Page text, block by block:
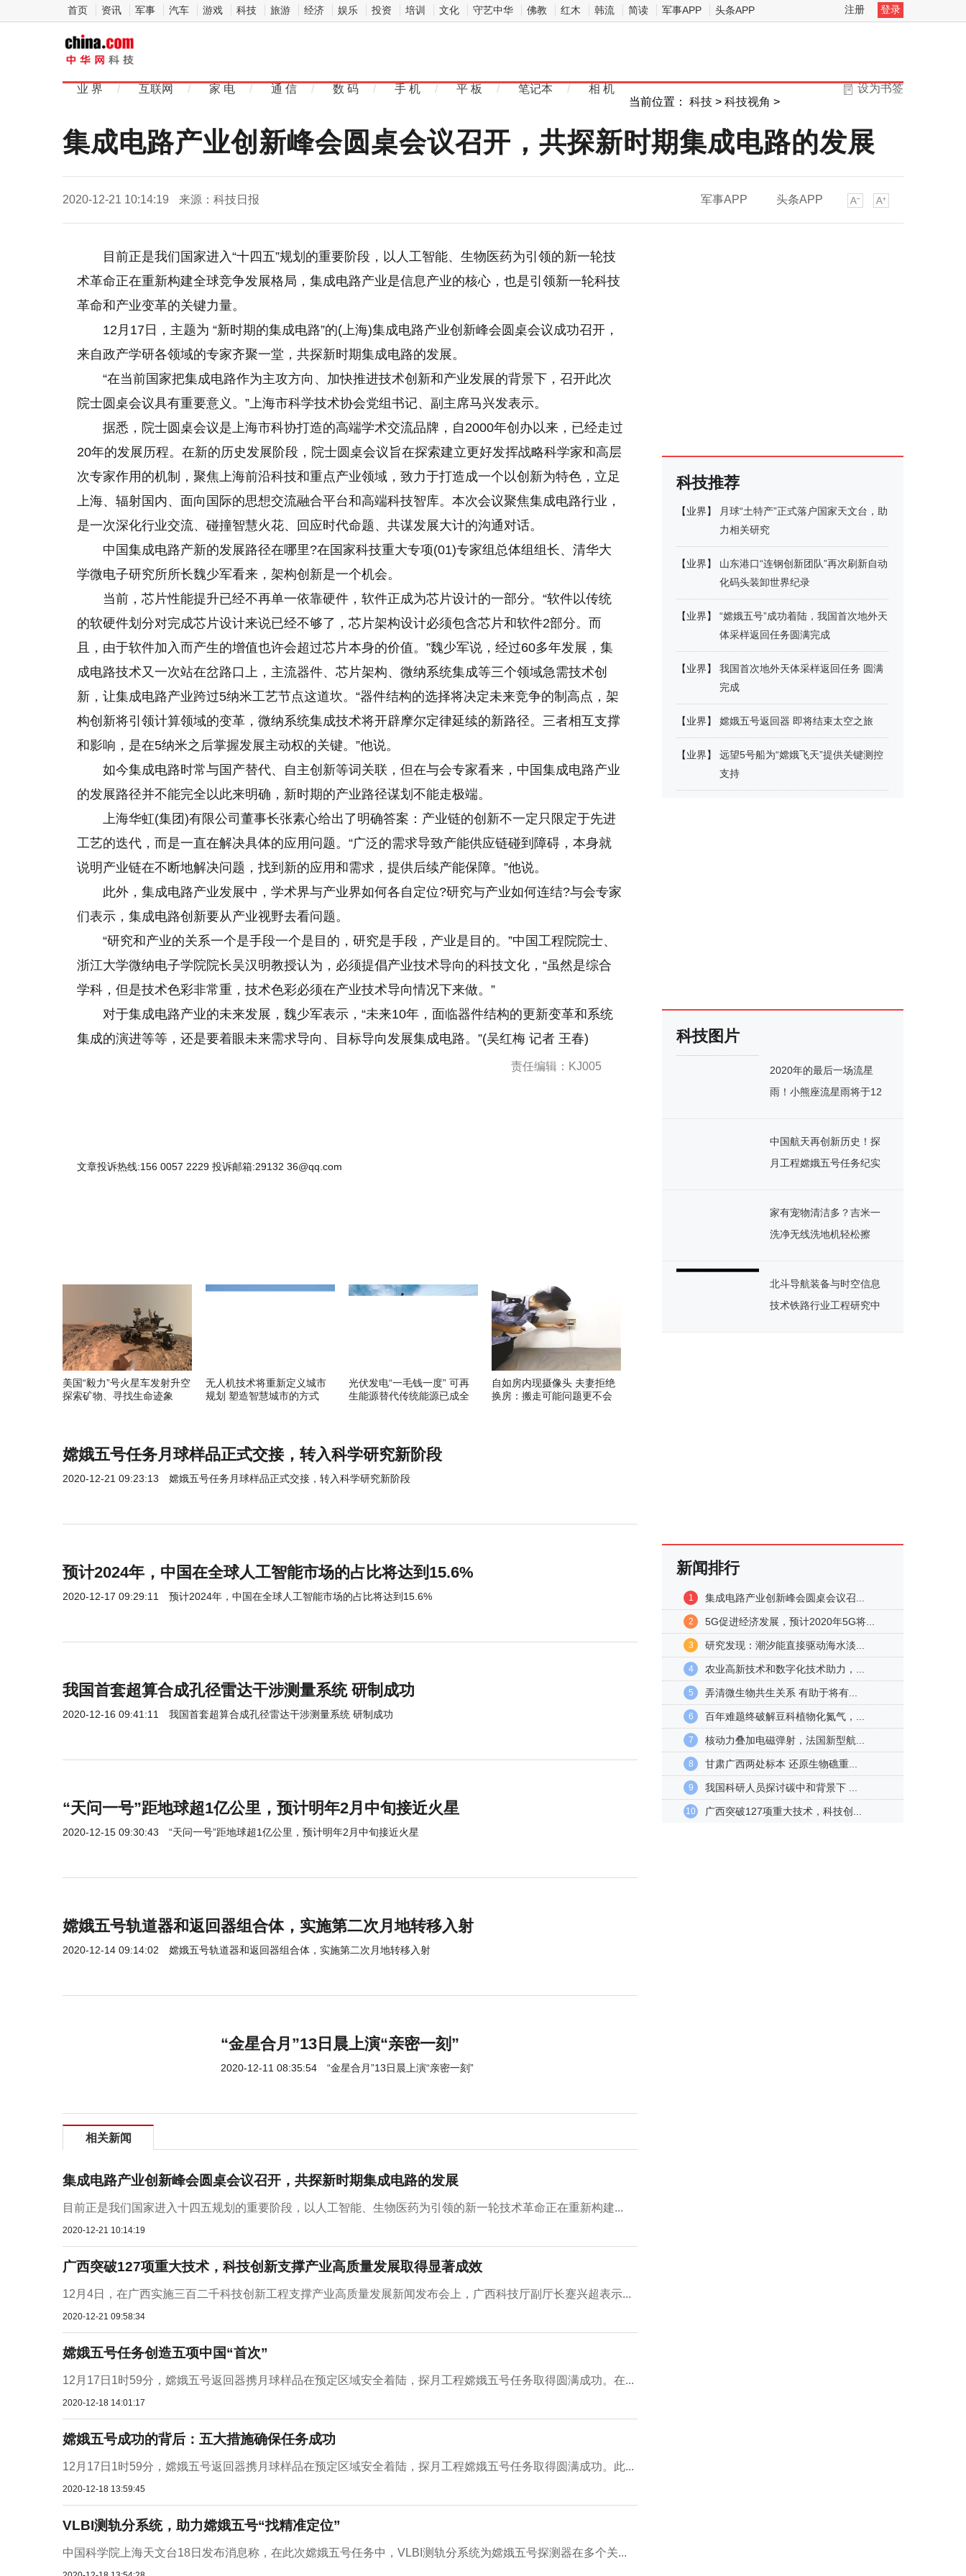
首页 资讯 军事 汽车 游戏 科技 旅游 经济 娱乐 投资 培训 文化 守艺中华 佛教 红木 韩流 简读 军事APP 头条APP 注册 登录
华网科
设为书签
业 界 / 互联网 / 家 电 / 通 信 / 数 码 / 手 机 / 平 板 / 笔记本 /
相 机
当前位置： 科技 > 科技视角 >
集成电路产业创新峰会圆桌会议召开，共探新时期集成电路的发展
2020-12-21 10:14:19 来源：科技日报 军事APP 头条APP
目前正是我们国家进入“十四五”规划的重要阶段，以人工智能、生物医药为引领的新一轮技
术革命正在重新构建全球竞争发展格局，集成电路产业是信息产业的核心，也是引领新一轮科技
革命和产业变革的关键力量。
12月17日，主题为 “新时期的集成电路”的(上海)集成电路产业创新峰会圆桌会议成功召开，
来自政产学研各领域的专家齐聚一堂，共探新时期集成电路的发展。
“在当前国家把集成电路作为主攻方向、加快推进技术创新和产业发展的背景下，召开此次
院士圆桌会议具有重要意义。”上海市科学技术协会党组书记、副主席马兴发表示。
据悉，院士圆桌会议是上海市科协打造的高端学术交流品牌，自2000年创办以来，已经走过
20年的发展历程。在新的历史发展阶段，院士圆桌会议旨在探索建立更好发挥战略科学家和高层
次专家作用的机制，聚焦上海前沿科技和重点产业领域，致力于打造成一个以创新为特色，立足
上海、辐射国内、面向国际的思想交流融合平台和高端科技智库。本次会议聚焦集成电路行业，
是一次深化行业交流、碰撞智慧火花、回应时代命题、共谋发展大计的沟通对话。
中国集成电路产新的发展路径在哪里?在国家科技重大专项(01)专家组总体组组长、清华大
学微电子研究所所长魏少军看来，架构创新是一个机会。
当前，芯片性能提升已经不再单一依靠硬件，软件正成为芯片设计的一部分。“软件以传统
的软硬件划分对完成芯片设计来说已经不够了，芯片架构设计必须包含芯片和软件2部分。而
且，由于软件加入而产生的增值也许会超过芯片本身的价值。”魏少军说，经过60多年发展，集
成电路技术又一次站在岔路口上，主流器件、芯片架构、微纳系统集成等三个领域急需技术创
新，让集成电路产业跨过5纳米工艺节点这道坎。“器件结构的选择将决定未来竞争的制高点，架
构创新将引领计算领域的变革，微纳系统集成技术将开辟摩尔定律延续的新路径。三者相互支撑
和影响，是在5纳米之后掌握发展主动权的关键。”他说。
如今集成电路时常与国产替代、自主创新等词关联，但在与会专家看来，中国集成电路产业
的发展路径并不能完全以此来明确，新时期的产业路径谋划不能走极端。
上海华虹(集团)有限公司董事长张素心给出了明确答案：产业链的创新不一定只限定于先进
工艺的迭代，而是一直在解决具体的应用问题。“广泛的需求导致产能供应链碰到障碍，本身就
说明产业链在不断地解决问题，找到新的应用和需求，提供后续产能保障。”他说。
此外，集成电路产业发展中，学术界与产业界如何各自定位?研究与产业如何连结?与会专家
们表示，集成电路创新要从产业视野去看问题。
“研究和产业的关系一个是手段一个是目的，研究是手段，产业是目的。”中国工程院院士、
浙江大学微纳电子学院院长吴汉明教授认为，必须提倡产业技术导向的科技文化，“虽然是综合
学科，但是技术色彩非常重，技术色彩必须在产业技术导向情况下来做。”
对于集成电路产业的未来发展，魏少军表示，“未来10年，面临器件结构的更新变革和系统
集成的演进等等，还是要着眼未来需求导向、目标导向发展集成电路。”(吴红梅 记者 王春)
责任编辑：KJ005
文章投诉热线:156 0057 2229 投诉邮箱:29132 36@qq.com
美国“毅力”号火星车发射升空
探索矿物、寻找生命迹象
无人机技术将重新定义城市
规划 塑造智慧城市的方式
光伏发电“一毛钱一度” 可再
生能源替代传统能源已成全
自如房内现摄像头 夫妻拒绝
换房：搬走可能问题更不会
嫦娥五号任务月球样品正式交接，转入科学研究新阶段
2020-12-21 09:23:13 嫦娥五号任务月球样品正式交接，转入科学研究新阶段
预计2024年，中国在全球人工智能市场的占比将达到15.6%
2020-12-17 09:29:11 预计2024年，中国在全球人工智能市场的占比将达到15.6%
我国首套超算合成孔径雷达干涉测量系统 研制成功
2020-12-16 09:41:11 我国首套超算合成孔径雷达干涉测量系统 研制成功
“天问一号”距地球超1亿公里，预计明年2月中旬接近火星
2020-12-15 09:30:43 “天问一号”距地球超1亿公里，预计明年2月中旬接近火星
嫦娥五号轨道器和返回器组合体，实施第二次月地转移入射
2020-12-14 09:14:02 嫦娥五号轨道器和返回器组合体，实施第二次月地转移入射
“金星合月”13日晨上演“亲密一刻”
2020-12-11 08:35:54 “金星合月”13日晨上演“亲密一刻”
相关新闻
集成电路产业创新峰会圆桌会议召开，共探新时期集成电路的发展
目前正是我们国家进入十四五规划的重要阶段，以人工智能、生物医药为引领的新一轮技术革命正在重新构建...
2020-12-21 10:14:19
广西突破127项重大技术，科技创新支撑产业高质量发展取得显著成效
12月4日，在广西实施三百二千科技创新工程支撑产业高质量发展新闻发布会上，广西科技厅副厅长蹇兴超表示...
2020-12-21 09:58:34
嫦娥五号任务创造五项中国“首次”
12月17日1时59分，嫦娥五号返回器携月球样品在预定区域安全着陆，探月工程嫦娥五号任务取得圆满成功。在...
2020-12-18 14:01:17
嫦娥五号成功的背后：五大措施确保任务成功
12月17日1时59分，嫦娥五号返回器携月球样品在预定区域安全着陆，探月工程嫦娥五号任务取得圆满成功。此...
2020-12-18 13:59:45
VLBI测轨分系统，助力嫦娥五号“找精准定位”
中国科学院上海天文台18日发布消息称，在此次嫦娥五号任务中，VLBI测轨分系统为嫦娥五号探测器在多个关...
科技推荐
【业界】
月球“土特产”正式落户国家天文台，助
力相关研究
【业界】
山东港口“连钢创新团队”再次刷新自动
化码头装卸世界纪录
【业界】
“嫦娥五号”成功着陆，我国首次地外天
体采样返回任务圆满完成
【业界】
我国首次地外天体采样返回任务 圆满
完成
【业界】 嫦娥五号返回器 即将结束太空之旅
【业界】
远望5号船为“嫦娥飞天”提供关键测控
支持
科技图片
2020年的最后一场流星
雨！小熊座流星雨将于12
中国航天再创新历史！探
月工程嫦娥五号任务纪实
家有宠物清洁多？吉米一
洗净无线洗地机轻松擦
净
北斗导航装备与时空信息
技术铁路行业工程研究中
新闻排行
1 集成电路产业创新峰会圆桌会议召...
2 5G促进经济发展，预计2020年5G将...
3 研究发现：潮汐能直接驱动海水淡...
4 农业高新技术和数字化技术助力，...
5 弄清微生物共生关系 有助于将有...
6 百年难题终破解豆科植物化氮气，...
7 核动力叠加电磁弹射，法国新型航...
8 甘肃广西两处标本 还原生物礁重...
9 我国科研人员探讨碳中和背景下 ...
10 广西突破127项重大技术，科技创...